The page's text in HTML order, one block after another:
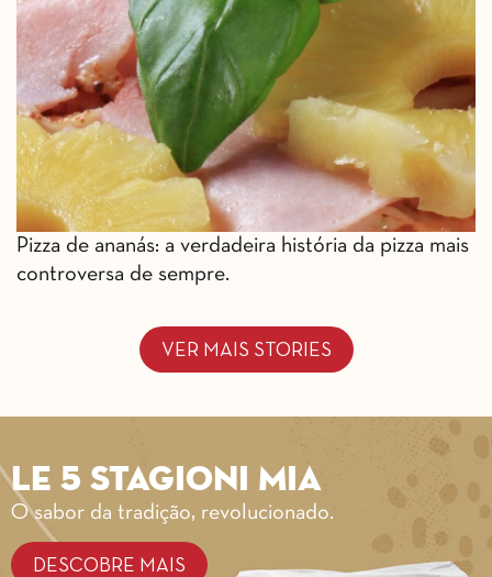
Pizza de ananás: a verdadeira história da pizza mais
controversa de sempre.
VER MAIS STORIES
Le 5 Stagioni MIA
O sabor da tradição, revolucionado.
DESCOBRE MAIS